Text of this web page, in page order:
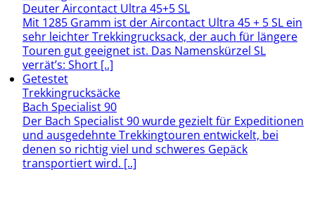
Deuter Aircontact Ultra 45+5 SL
Mit 1285 Gramm ist der Aircontact Ultra 45 + 5 SL ein
sehr leichter Trekkingrucksack, der auch für längere
Touren gut geeignet ist. Das Namenskürzel SL
verrät’s: Short [..]
Getestet
Trekkingrucksäcke
Bach Specialist 90
Der Bach Specialist 90 wurde gezielt für Expeditionen
und ausgedehnte Trekkingtouren entwickelt, bei
denen so richtig viel und schweres Gepäck
transportiert wird. [..]